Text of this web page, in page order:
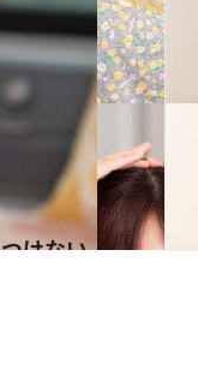
けない